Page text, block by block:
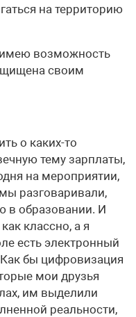
на территорию
возможность
своим
о каких-то
тему зарплаты,
на мероприятии,
разговаривали,
в образовании. И
классно, а я
есть электронный
бы цифровизация
мои друзья
им выделили
реальности,